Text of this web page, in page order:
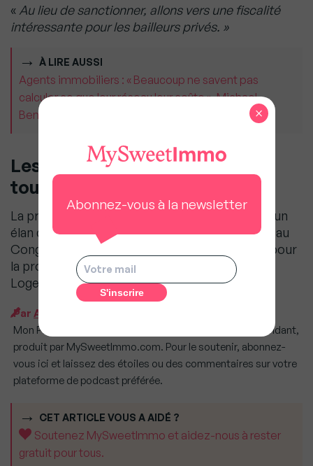
« Au lieu de sanctionner, allons vers une fiscalité
intéressante pour les bailleurs privés. »
À LIRE AUSSI
Agents immobiliers : « Beaucoup ne savent pas
calculer ce que leur réseau leur coûte », Michael
Benchabat (MeilleursBiens)
Les professionnels dans la
tourmente
La profession malmenée par le marché attend un
élan de solidarité. La venuePatrice Vergriete
au
Congrès de l’UNIS est un signe encourageant pour
la profession. Des annonces du Ministre du
Logement tomberaient à point nommé…
ParAriane Artinian
Mon Podcast Immo est un podcast quotidien et indépendant,
produit par MySweetImmo.com. Pour le soutenir, abonnez-
vous ici et laissez des étoiles ou des commentaires sur votre
plateforme de podcast préférée.
CET ARTICLE VOUS A AIDÉ ?
Soutenez MySweetImmo et aidez-nous à rester
gratuit pour tous.
Abonnez-vous à la newsletter
×